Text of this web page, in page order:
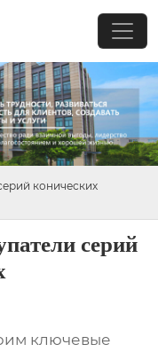
конических
серий
ключевые